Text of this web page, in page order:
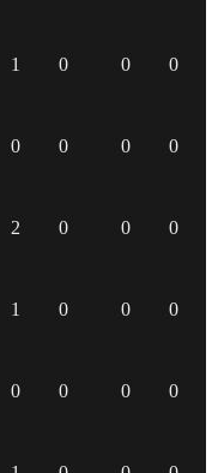
1 0 0 0
0 0 0 0
2 0 0 0
1 0 0 0
0 0 0 0